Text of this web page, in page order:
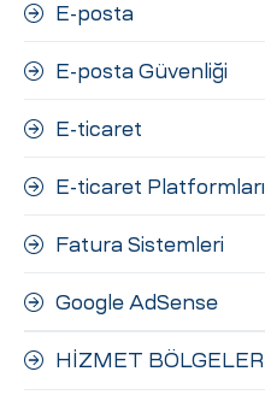
E-posta
E-posta Güvenliği
E-ticaret
E-ticaret Platformları
Fatura Sistemleri
Google AdSense
HİZMET BÖLGELERİ